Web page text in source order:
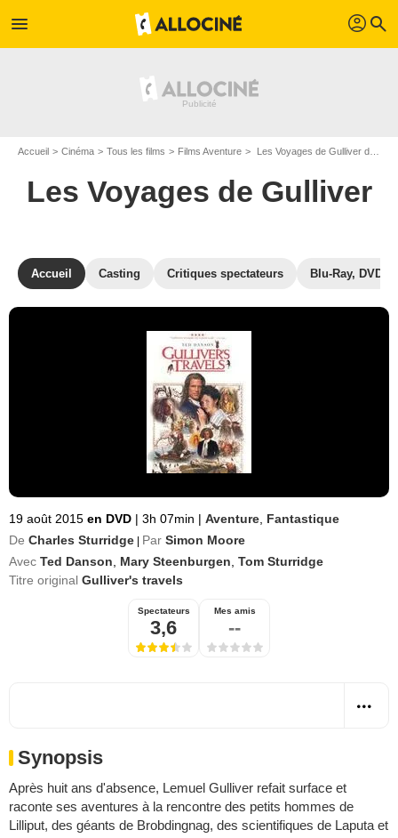
menu profil search
Accueil Cinéma Tous les films Films Aventure Les Voyages de Gulliver de Charles Sturridge
Les Voyages de Gulliver
Accueil Casting Critiques spectateurs Blu-Ray, DVD
19 août 2015 en DVD | 3h 07min | Aventure Fantastique
De Charles Sturridge Par Simon Moore
Avec Ted Danson Mary Steenburgen Tom Sturridge
Titre original Gulliver's travels
Spectateurs
3,6
Mes amis
--
Synopsis
Après huit ans d'absence, Lemuel Gulliver refait surface et
raconte ses aventures à la rencontre des petits hommes de
Lilliput, des géants de Brobdingnag, des scientifiques de Laputa et